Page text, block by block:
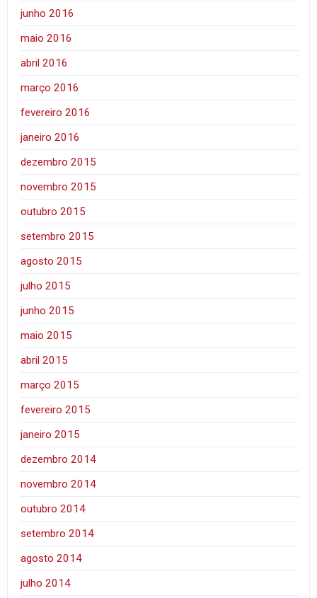
junho 2016
maio 2016
abril 2016
março 2016
fevereiro 2016
janeiro 2016
dezembro 2015
novembro 2015
outubro 2015
setembro 2015
agosto 2015
julho 2015
junho 2015
maio 2015
abril 2015
março 2015
fevereiro 2015
janeiro 2015
dezembro 2014
novembro 2014
outubro 2014
setembro 2014
agosto 2014
julho 2014